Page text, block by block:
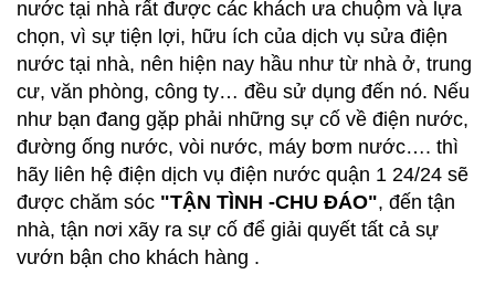
nước tại nhà rất được các khách ưa chuộm và lựa
chọn, vì sự tiện lợi, hữu ích của dịch vụ sửa điện
nước tại nhà, nên hiện nay hầu như từ nhà ở, trung
cư, văn phòng, công ty… đều sử dụng đến nó. Nếu
như bạn đang gặp phải những sự cố về điện nước,
đường ống nước, vòi nước, máy bơm nước…. thì
hãy liên hệ điện dịch vụ điện nước quận 1 24/24 sẽ
được chăm sóc "TẬN TÌNH -CHU ĐÁO", đến tận
nhà, tận nơi xãy ra sự cố để giải quyết tất cả sự
vướn bận cho khách hàng .